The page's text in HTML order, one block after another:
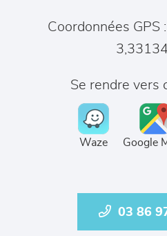
Coordonnées GPS
Se rendre vers
Waze Google
03 86